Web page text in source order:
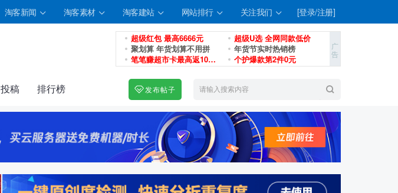
淘客新闻 淘客素材 淘客建站 网站排行 关注我们 [登录/注册]
超级红包 最高6666元
超级U选 全网同款低价
聚划算 年货划算不用拼
年货节实时热销榜
笔笔赚超市卡最高返100元
个护爆款第2件0元
投稿 排行榜 发布帖子
索